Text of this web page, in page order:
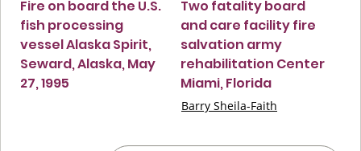
Fire on board the U.S.
fish processing
vessel Alaska Spirit,
Seward, Alaska, May
27, 1995
Two fatality board
and care facility fire
salvation army
rehabilitation Center
Miami, Florida
Barry Sheila-Faith